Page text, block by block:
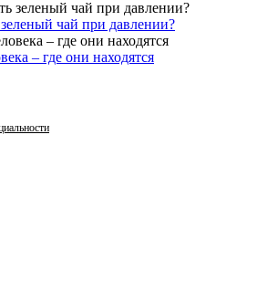
чай при давлении?
– где они находятся